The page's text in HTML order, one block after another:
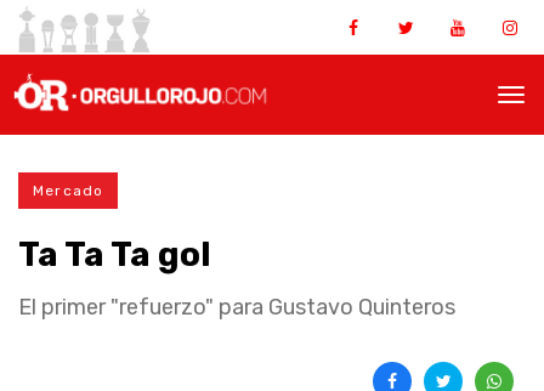
Mercado
Ta Ta Ta gol
El primer "refuerzo" para Gustavo Quinteros